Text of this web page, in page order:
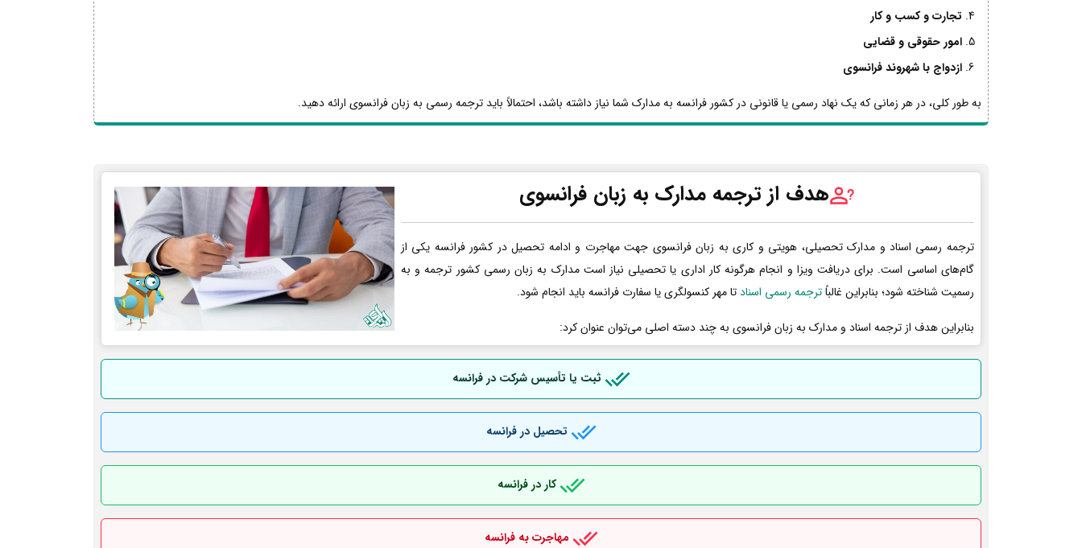
تجارت و کسب و کار
امور حقوقی و قضایی
ازدواج با شهروند فرانسوی
به طور کلی، در هر زمانی که یک نهاد رسمی یا قانونی در کشور فرانسه به مدارک شما نیاز داشته باشد، احتمالاً باید ترجمه رسمی به زبان فرانسوی ارائه دهید.
هدف از ترجمه مدارک به زبان فرانسوی
ترجمه رسمی اسناد و مدارک تحصیلی، هویتی و کاری به زبان فرانسوی جهت مهاجرت و ادامه تحصیل در کشور فرانسه یکی از
گام‌های اساسی است. برای دریافت ویزا و انجام هرگونه کار اداری یا تحصیلی نیاز است مدارک به زبان رسمی کشور ترجمه و به
رسمیت شناخته شود؛ بنابراین غالباًترجمه رسمی اسنادتا مهر کنسولگری یا سفارت فرانسه باید انجام شود.
بنابراین هدف از ترجمه اسناد و مدارک به زبان فرانسوی به چند دسته اصلی می‌توان عنوان کرد:
ثبت یا تأسیس شرکت در فرانسه
تحصیل در فرانسه
کار در فرانسه
مهاجرت به فرانسه